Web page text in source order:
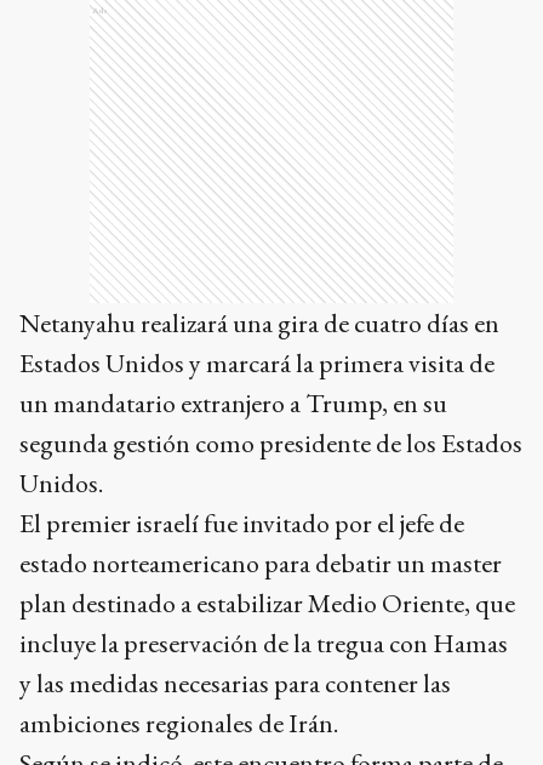
Ads
Netanyahu realizará una gira de cuatro días en
Estados Unidos y marcará la primera visita de
un mandatario extranjero a Trump, en su
segunda gestión como presidente de los Estados
Unidos.
El premier israelí fue invitado por el jefe de
estado norteamericano para debatir un master
plan destinado a estabilizar Medio Oriente, que
incluye la preservación de la tregua con Hamas
y las medidas necesarias para contener las
ambiciones regionales de Irán.